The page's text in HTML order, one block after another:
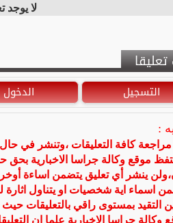
لا يوجد
التسجيل الدخول
:
مراجعة كافة التعليقات ،وتنشر في
موقع وكالة جراسا الاخبارية
ينشر أي تعليق يتضمن اساءة
اسماء اية شخصيات او يتناول اثارة
التقيد بمستوى راقي بالتعليقات
وكالة جراسا الاخبارية علما ان